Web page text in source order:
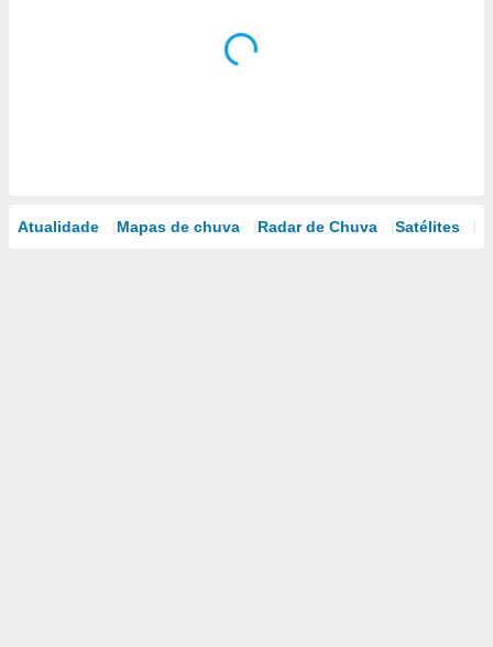
Atualidade Mapas de chuva Radar de Chuva Satélites